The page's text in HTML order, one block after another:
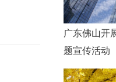
广东佛山开
题宣传活动